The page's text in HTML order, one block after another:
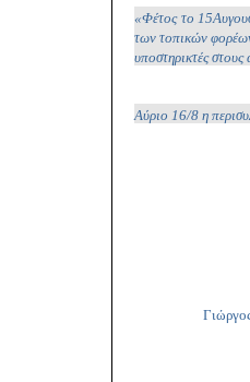
«Φέτος το
των τοπικών
υποστηρικτές
Αύριο 16/8 η
Γιώργος